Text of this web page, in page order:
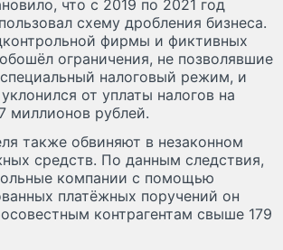
что с 2019 по 2021 год
схему дробления бизнеса.
фирмы и фиктивных
ограничения, не позволявшие
налоговый режим, и
от уплаты налогов на
миллионов рублей.
также обвиняют в незаконном
средств. По данным следствия,
компании с помощью
платёжных поручений он
контрагентам свыше 179